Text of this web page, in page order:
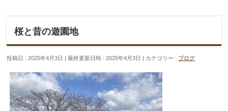
桜と昔の遊園地
投稿日 : 2025年4月3日 最終更新日時 : 2025年4月3日 カテゴリー : ブログ